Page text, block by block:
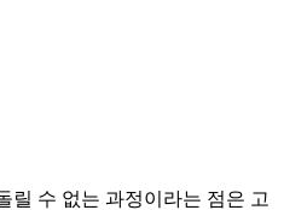
릴 수 없는 과정이라는 점은 고